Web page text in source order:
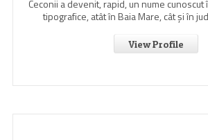
Ceconii a devenit, rapid, un nume
tipografice, atât în Baia Mare, cât şi în
View Profile